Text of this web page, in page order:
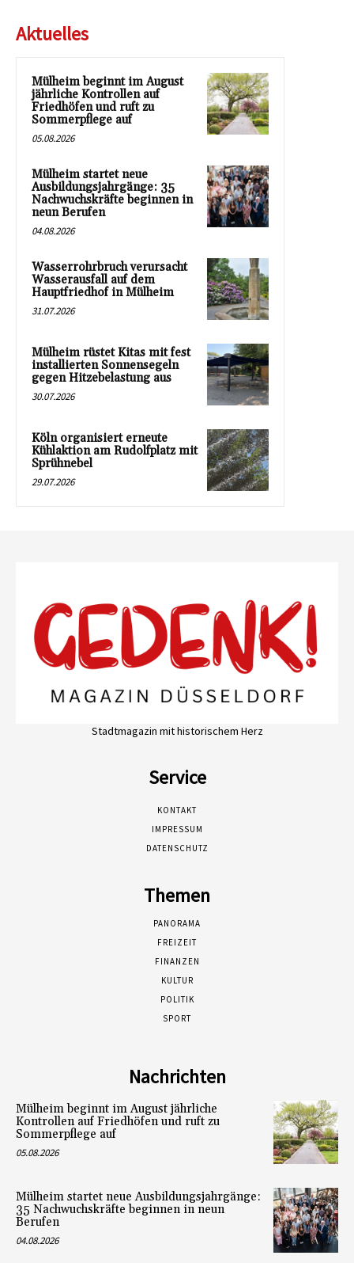
Aktuelles
Mülheim beginnt im August
jährliche Kontrollen auf
Friedhöfen und ruft zu
Sommerpflege auf
05.08.2026
Mülheim startet neue
Ausbildungsjahrgänge: 35
Nachwuchskräfte beginnen in
neun Berufen
04.08.2026
Wasserrohrbruch verursacht
Wasserausfall auf dem
Hauptfriedhof in Mülheim
31.07.2026
Mülheim rüstet Kitas mit fest
installierten Sonnensegeln
gegen Hitzebelastung aus
30.07.2026
Köln organisiert erneute
Kühlaktion am Rudolfplatz mit
Sprühnebel
29.07.2026
Stadtmagazin mit historischem Herz
Service
KONTAKT
IMPRESSUM
DATENSCHUTZ
Themen
PANORAMA
FREIZEIT
FINANZEN
KULTUR
POLITIK
SPORT
Nachrichten
Mülheim beginnt im August jährliche
Kontrollen auf Friedhöfen und ruft zu
Sommerpflege auf
05.08.2026
Mülheim startet neue Ausbildungsjahrgänge:
35 Nachwuchskräfte beginnen in neun
Berufen
04.08.2026